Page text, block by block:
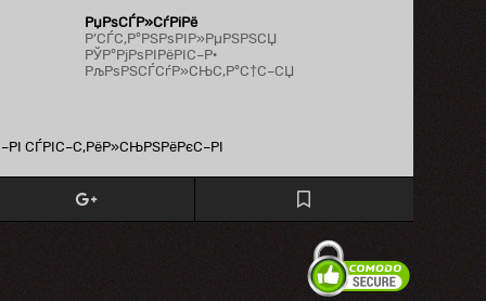
РџРѕСЃР»СѓРіРё
Р’СЃС‚Р°РЅРѕРІР»РµРЅРЅСЏ
РЎР°РјРѕРІРёРІС–Р·
РљРѕРЅСЃСѓР»СЊС‚Р°С†С–СЏ
СЃРІС–С‚РёР»СЊРЅРёРєС–РІ